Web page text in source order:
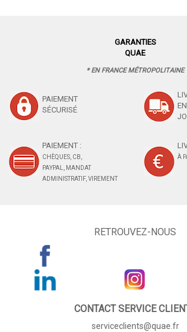
GARANTIES
QUAE
* EN FRANCE MÉTROPOLITAINE
PAIEMENT
SÉCURISÉ
PAIEMENT :
CHÈQUES, CB,
PAYPAL, MANDAT
ADMINISTRATIF, VIREMENT
À
RETROUVEZ-NOUS
CONTACT SERVICE
serviceclients@quae.fr